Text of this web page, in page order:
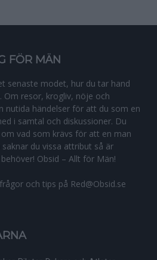
FÖR MÄN
senaste modet, hur du tar hand
Om resor, krogliv, nöje och
nutida händelser för att du som en
i samtal och diskussioner. Du
vad som krävs för att en man
du vissa attribut så är
Obsid – Allt för Män!
och tips på Red@Obsid.se